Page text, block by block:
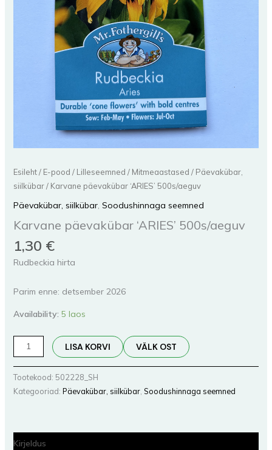
Esileht/ E-pood / Lilleseemned / Mitmeaastased / Päevakübar,
siilkübar/ Karvane päevakübar ‘ARIES’ 500s/aeguv
Päevakübar, siilkübar, Soodushinnaga seemned
Karvane päevakübar ‘ARIES’ 500s/aeguv
1,30 €
Rudbeckia hirta
Parim enne: detsember 2026
Availability: 5 laos
LISA KORVI VÄLK OST
Tootekood: 502228_SH
Kategooriad: Päevakübar, siilkübar, Soodushinnaga seemned
Kirjeldus